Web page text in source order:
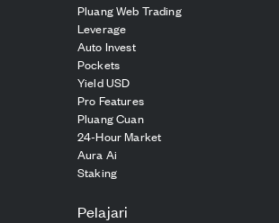
Pluang Web Trading
Leverage
Auto Invest
Pockets
Yield USD
Pro Features
Pluang Cuan
24-Hour Market
Aura Ai
Staking
Pelajari